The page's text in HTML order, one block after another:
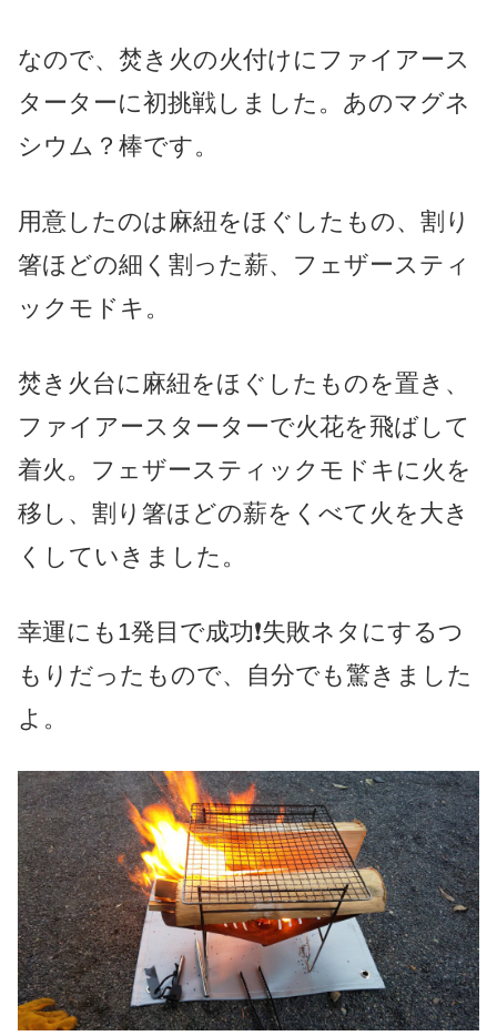
なので、焚き火の火付けにファイアース
ターターに初挑戦しました。 あのマグネ
シウム？棒です。
用意したのは麻紐をほぐしたもの、割り
箸ほどの細く割った薪、フェザースティ
ックモドキ。
焚き火台に麻紐をほぐしたものを置き、
ファイアースターターで火花を飛ばして
着火。フェザースティックモドキに火を
移し、割り箸ほどの薪をくべて火を大き
くしていきました。
幸運にも1発目で成功❗️失敗ネタにするつ
もりだったもので、自分でも驚きました
よ。